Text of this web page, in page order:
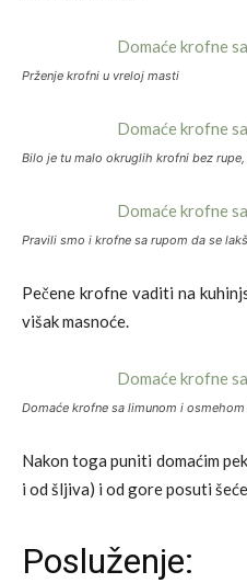
Prženje krofni u vreloj masti
Bilo je tu malo okruglih krofni bez
Pravili smo i krofne sa rupom da se
Pečene krofne vaditi na
višak masnoće.
Domaće krofne sa limunom i
Nakon toga puniti domaćim
i od šljiva) i od gore posuti
Posluženje: